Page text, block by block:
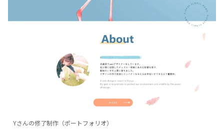
Yさんの修了制作（ポートフォリオ）